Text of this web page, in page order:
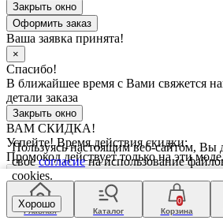
Главная Каталог
0
Корзина
Пользуясь настоящим веб-сайтом, Вы
своесогласиена использование
cookies.
Хорошо
Закрыть окно
Ваша заявка принята!
×
Спасибо!
В ближайшее время с Вами свяжется
детали заказа
Закрыть окно
ВАМ СКИДКА!
Успейте! Время действия скидки:
Промокод действует только на эти
Использовать промокод